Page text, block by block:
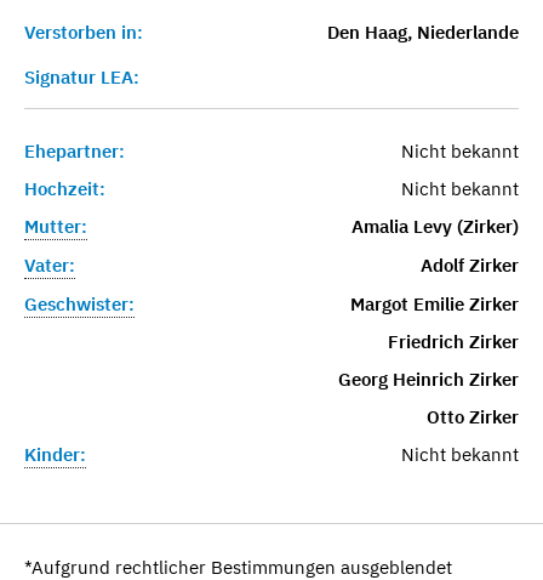
Verstorben in:
Den Haag, Niederlande
Signatur LEA:
Ehepartner:
Nicht bekannt
Hochzeit:
Nicht bekannt
Mutter:
Amalia Levy (Zirker)
Vater:
Adolf Zirker
Geschwister:
Margot Emilie Zirker
Friedrich Zirker
Georg Heinrich Zirker
Otto Zirker
Kinder:
Nicht bekannt
*Aufgrund rechtlicher Bestimmungen ausgeblendet